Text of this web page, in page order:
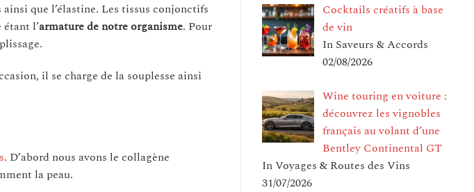
que l’élastine. Les tissus conjonctifs
l’armature de notre organisme. Pour
il se charge de la souplesse ainsi
. D’abord nous avons le collagène
la peau.
Cocktails créatifs à base
de vin
In Saveurs & Accords
02/08/2026
Wine touring en voiture :
découvrez les vignobles
français au volant d’une
Bentley Continental GT
In Voyages & Routes des Vins
31/07/2026